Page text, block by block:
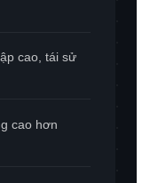
cao, tái sử
cao hơn